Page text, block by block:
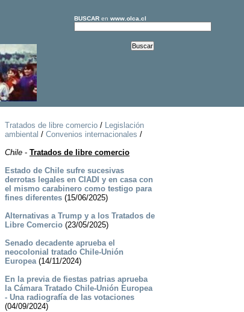
BUSCARen www.olca.cl
Tratados de libre comercio/ Legislación
ambiental / Convenios internacionales /
Chile- Tratados de libre comercio
Estado de Chile sufre sucesivas
derrotas legales en CIADI y en casa con
el mismo carabinero como testigo para
fines diferentes(15/06/2025)
Alternativas a Trump y a los Tratados de
Libre Comercio(23/05/2025)
Senado decadente aprueba el
neocolonial tratado Chile-Unión
Europea(14/11/2024)
En la previa de fiestas patrias aprueba
la Cámara Tratado Chile-Unión Europea
- Una radiografía de las votaciones
(04/09/2024)